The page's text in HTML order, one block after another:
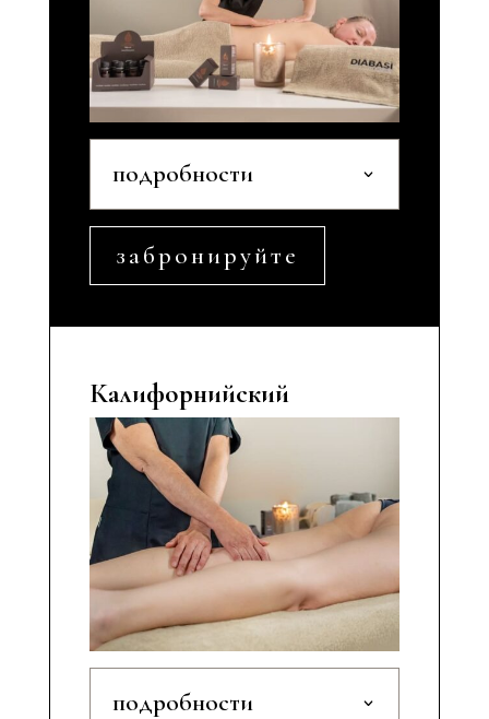
подробности
забронируйте
Калифорнийский
подробности